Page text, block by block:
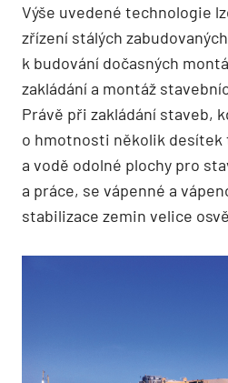
Výše uvedené technologie
zřízení stálých
k budování dočasných
zakládání a montáž
Právě při zakládání staveb,
o hmotnosti několik desítek
a vodě odolné plochy pro
a práce, se vápenné a
stabilizace zemin velice